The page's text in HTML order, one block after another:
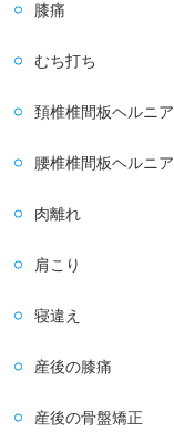
膝痛
むち打ち
頚椎椎間板ヘルニア
腰椎椎間板ヘルニア
肉離れ
肩こり
寝違え
産後の膝痛
産後の骨盤矯正